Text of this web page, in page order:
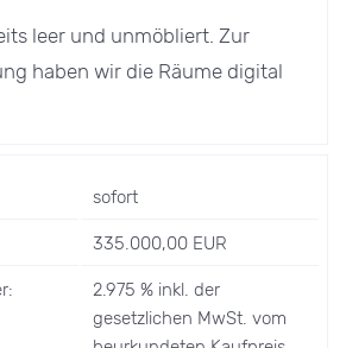
leer und unmöbliert. Zur
haben wir die Räume digital
sofort
335.000,00 EUR
2.975 % inkl. der
gesetzlichen MwSt. vom